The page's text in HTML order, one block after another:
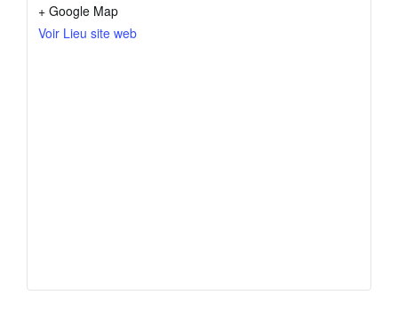
+ Google Map
Voir Lieu site web